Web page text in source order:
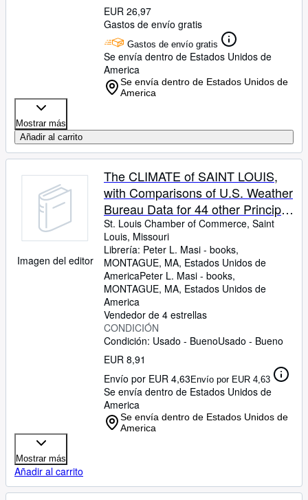
EUR 26,97
Gastos de envío gratis
Gastos de envío gratis
Se envía dentro de Estados Unidos de
America
Se envía dentro de Estados Unidos de
America
Mostrar más
Añadir al carrito
Imagen del editor
The CLIMATE of SAINT LOUIS,
with Comparisons of U.S. Weather
Bureau Data for 44 other Principal
Cities. September, 1936
St. Louis Chamber of Commerce, Saint
Louis, Missouri
Librería: Peter L. Masi - books,
MONTAGUE, MA, Estados Unidos de
AmericaPeter L. Masi - books,
MONTAGUE, MA, Estados Unidos de
America
Vendedor de 4 estrellas
CONDICIÓN
Condición: Usado - BuenoUsado - Bueno
EUR 8,91
Envío por EUR 4,63Envío por EUR 4,63
Se envía dentro de Estados Unidos de
America
Se envía dentro de Estados Unidos de
America
Mostrar más
Añadir al carrito